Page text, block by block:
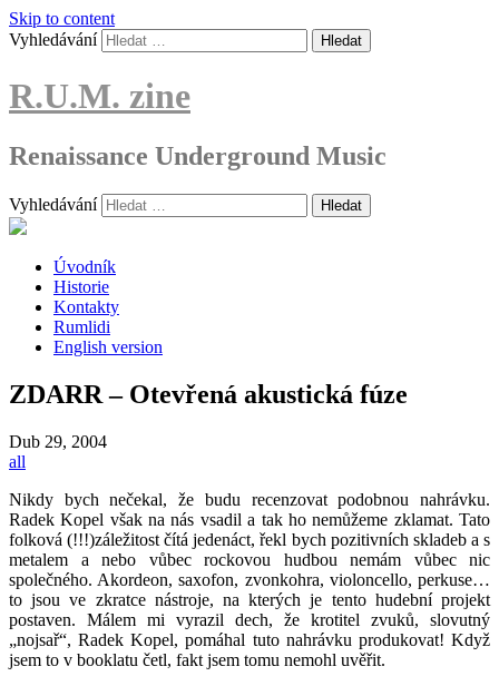
Skip to content
Vyhledávání
R.U.M. zine
Renaissance Underground Music
Vyhledávání
Úvodník
Historie
Kontakty
Rumlidi
English version
ZDARR – Otevřená akustická fúze
Dub 29, 2004
all
Nikdy bych nečekal, že budu recenzovat podobnou nahrávku.
RadekKopel však na nás vsadil a tak ho nemůžeme zklamat. Tato
folková (!!!)záležitost čítá jedenáct, řekl bych pozitivních skladeb a s
metalem a nebo vůbec rockovou hudbou nemám vůbec nic
společného. Akordeon, saxofon, zvonkohra, violoncello, perkuse…
to jsou ve zkratce nástroje, na kterých je tento hudební projekt
postaven. Málem mi vyrazil dech, že krotitel zvuků, slovutný
„nojsař“, RadekKopel, pomáhal tuto nahrávku produkovat! Když
jsem to v booklatu četl, fakt jsem tomu nemohl uvěřit.